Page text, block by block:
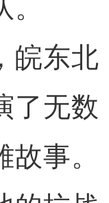
东北
了无数
事。